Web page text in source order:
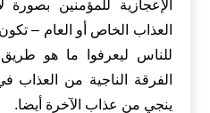
الإعجازية للمؤمنين
العذاب الخاص أو العام –
للناس ليعرفوا ما هو
الفرقة الناجية من العذاب في
ينجي من عذاب الآخرة أيضا.